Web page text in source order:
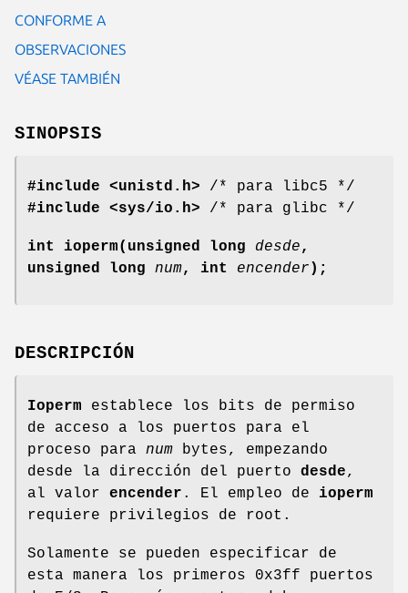
CONFORME A
OBSERVACIONES
VÉASE TAMBIÉN
SINOPSIS
#include <unistd.h> /* para libc5 */
#include <sys/io.h> /* para glibc */
int ioperm(unsigned long desde,
unsigned long num, int encender );
DESCRIPCIÓN
Ioperm establece los bits de permiso
de acceso a los puertos para el
proceso para num bytes, empezando
desde la dirección del puerto desde,
al valor encender . El empleo de ioperm
requiere privilegios de root.
Solamente se pueden especificar de
esta manera los primeros 0x3ff puertos